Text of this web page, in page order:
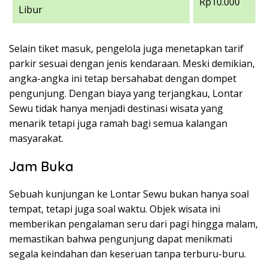
Libur
Selain tiket masuk, pengelola juga menetapkan tarif
parkir sesuai dengan jenis kendaraan. Meski demikian,
angka-angka ini tetap bersahabat dengan dompet
pengunjung. Dengan biaya yang terjangkau, Lontar
Sewu tidak hanya menjadi destinasi wisata yang
menarik tetapi juga ramah bagi semua kalangan
masyarakat.
Jam Buka
Sebuah kunjungan ke Lontar Sewu bukan hanya soal
tempat, tetapi juga soal waktu. Objek wisata ini
memberikan pengalaman seru dari pagi hingga malam,
memastikan bahwa pengunjung dapat menikmati
segala keindahan dan keseruan tanpa terburu-buru.